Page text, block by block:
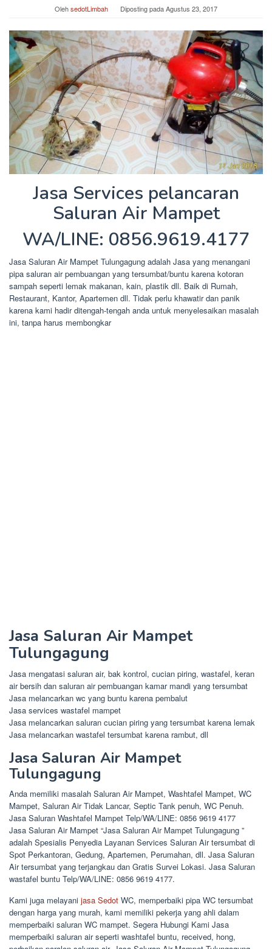
OlehsedotLimbah Diposting padaAgustus 23, 2017
Jasa Services pelancaran
Saluran Air Mampet
WA/LINE: 0856.9619.4177
Jasa Saluran Air Mampet Tulungagung adalah Jasa yang menangani
pipa saluran air pembuangan yang tersumbat/buntu karena kotoran
sampah seperti lemak makanan, kain, plastik dll. Baik di Rumah,
Restaurant, Kantor, Apartemen dll. Tidak perlu khawatir dan panik
karena kami hadir ditengah-tengah anda untuk menyelesaikan masalah
ini, tanpa harus membongkar
Jasa Saluran Air Mampet
Tulungagung
Jasa mengatasi saluran air, bak kontrol, cucian piring, wastafel, keran
air bersih dan saluran air pembuangan kamar mandi yang tersumbat
Jasa melancarkan wc yang buntu karena pembalut
Jasa services wastafel mampet
Jasa melancarkan saluran cucian piring yang tersumbat karena lemak
Jasa melancarkan wastafel tersumbat karena rambut, dll
Jasa Saluran Air Mampet
Tulungagung
Anda memiliki masalah Saluran Air Mampet, Washtafel Mampet, WC
Mampet, Saluran Air Tidak Lancar, Septic Tank penuh, WC Penuh.
Jasa Saluran Washtafel Mampet Telp/WA/LINE: 0856 9619 4177
Jasa Saluran Air Mampet “Jasa Saluran Air Mampet Tulungagung ”
adalah Spesialis Penyedia Layanan Services Saluran Air tersumbat di
Spot Perkantoran, Gedung, Apartemen, Perumahan, dll. Jasa Saluran
Air tersumbat yang terjangkau dan Gratis Survei Lokasi. Jasa Saluran
wastafel buntu Telp/WA/LINE: 0856 9619 4177.
Kami juga melayani jasa Sedot WC, memperbaiki pipa WC tersumbat
dengan harga yang murah, kami memiliki pekerja yang ahli dalam
memperbaiki saluran WC mampet. Segera Hubungi Kami Jasa
memperbaiki saluran air seperti washtafel buntu, received, hong,